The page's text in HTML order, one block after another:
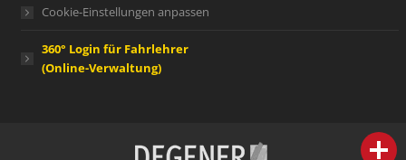
Cookie-Einstellungen anpassen
360° Login für Fahrlehrer
(Online-Verwaltung)
person IHR FACHBERATER